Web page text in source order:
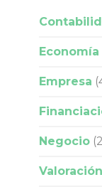
Economía
Empresa
Negocio